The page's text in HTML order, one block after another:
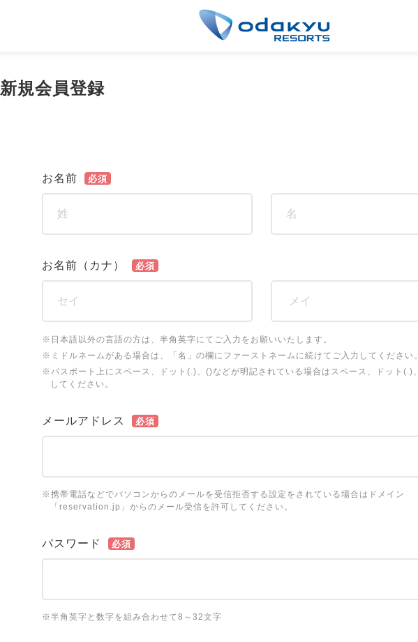
新規会員登録
お名前 必須
お名前（カナ） 必須
※日本語以外の言語の方は、半角英字にてご入力をお願いいたします。
※ミドルネームがある場合は、「名」の欄にファーストネームに続けてご入力してください
※パスポート上にスペース、ドット(.)、()などが明記されている場合はスペース、ドット(.)
してください。
メールアドレス 必須
※携帯電話などでパソコンからのメールを受信拒否する設定をされている場合はドメイン
「reservation.jp」からのメール受信を許可してください。
パスワード 必須
※半角英字と数字を組み合わせて8～32文字